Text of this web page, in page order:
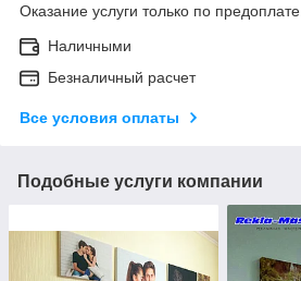
Оказание услуги только по предоплате.
Наличными
Безналичный расчет
Все условия оплаты
Подобные услуги компании